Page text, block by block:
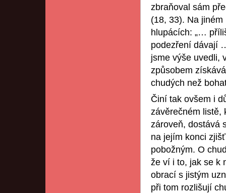
zbraňoval sám
(18, 33). Na
hlupácích: „…
podezření dávají
jsme výše uvedli,
způsobem
chudých než
Činí tak ovšem i
závěrečném listě,
zároveň, dostává
na jejím konci
pobožným. O
že ví i to, jak se k
obrací s jistým
při tom rozlišují